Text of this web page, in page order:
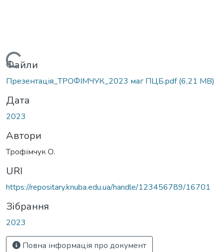
Вантажиться...
Файли
Презентація_ТРОФІМЧУК_2023 маг ПЦБ.pdf(6,21 MB)
Дата
2023
Автори
Трофімчук О.
URI
https://repositary.knuba.edu.ua/handle/123456789/16701
Зібрання
2023
Повна інформація про документ